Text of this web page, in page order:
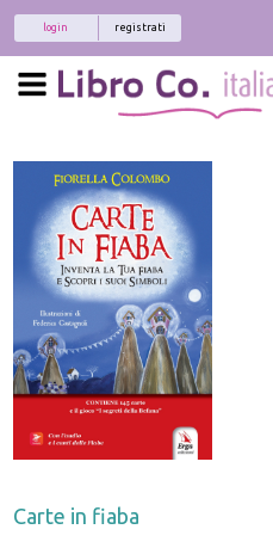
registrati
login
Carte in fiaba
Interessato
Allora iscriviti
Sarai informato
comunque
modulo di